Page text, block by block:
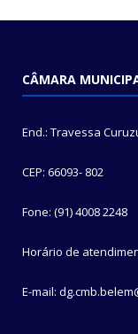
CÂMARA
End.: Travessa
CEP: 66093- 802
Fone: (91) 4008 2248
Horário de
E-mail: